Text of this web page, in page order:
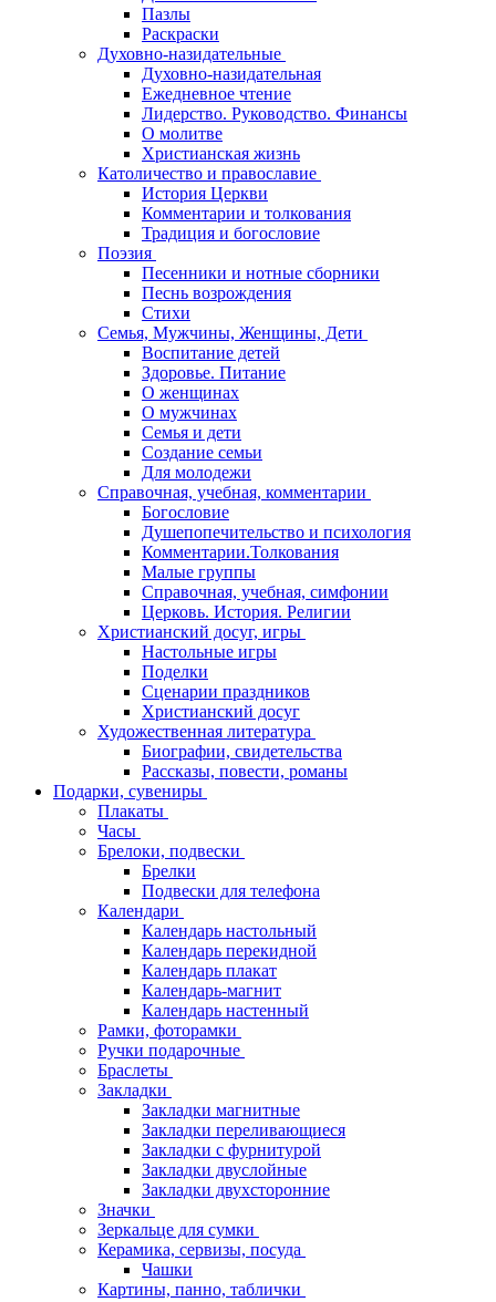
Пазлы
Раскраски
Духовно-назидательные
Духовно-назидательная
Ежедневное чтение
Лидерство. Руководство. Финансы
О молитве
Христианская жизнь
Католичество и православие
История Церкви
Комментарии и толкования
Традиция и богословие
Поэзия
Песенники и нотные сборники
Песнь возрождения
Стихи
Семья, Мужчины, Женщины, Дети
Воспитание детей
Здоровье. Питание
О женщинах
О мужчинах
Семья и дети
Создание семьи
Для молодежи
Справочная, учебная, комментарии
Богословие
Душепопечительство и психология
Комментарии.Толкования
Малые группы
Справочная, учебная, симфонии
Церковь. История. Религии
Христианский досуг, игры
Настольные игры
Поделки
Сценарии праздников
Христианский досуг
Художественная литература
Биографии, свидетельства
Рассказы, повести, романы
Подарки, сувениры
Плакаты
Часы
Брелоки, подвески
Брелки
Подвески для телефона
Календари
Календарь настольный
Календарь перекидной
Календарь плакат
Календарь-магнит
Календарь настенный
Рамки, фоторамки
Ручки подарочные
Браслеты
Закладки
Закладки магнитные
Закладки переливающиеся
Закладки с фурнитурой
Закладки двуслойные
Закладки двухсторонние
Значки
Зеркальце для сумки
Керамика, сервизы, посуда
Чашки
Картины, панно, таблички